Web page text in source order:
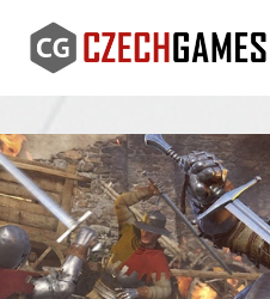
content